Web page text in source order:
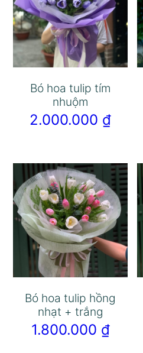
Bó hoa tulip tím
nhuộm
2.000.000 ₫
Bó hoa tulip hồng
nhạt + trắng
1.800.000 ₫